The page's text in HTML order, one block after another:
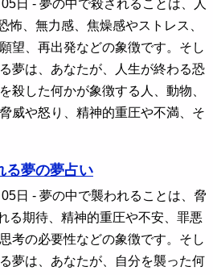
日 - 夢の中で殺されることは、人
怖、無力感、焦燥感やストレス、
望、再出発などの象徴です。そし
夢は、あなたが、人生が終わる恐
殺した何かが象徴する人、動物、
威や怒り、精神的重圧や不満、そ
る夢の夢占い
日 - 夢の中で襲われることは、脅
る期待、精神的重圧や不安、罪悪
考の必要性などの象徴です。そし
夢は、あなたが、自分を襲った何